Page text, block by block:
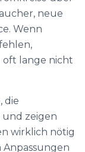
neue
Wenn
oft lange nicht
die
zeigen
wirklich nötig
Anpassungen